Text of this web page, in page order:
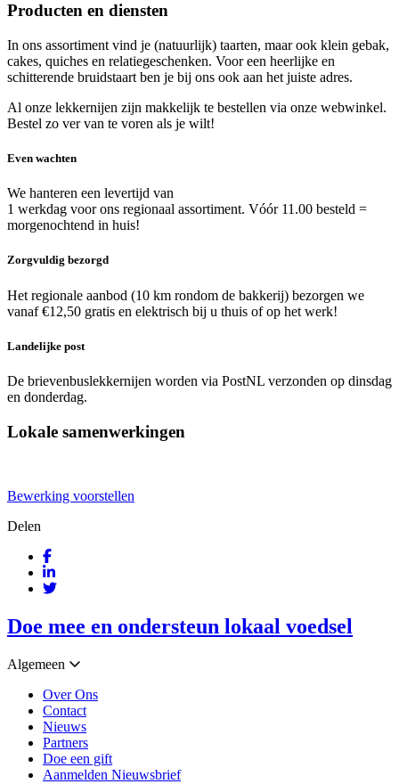
Producten en diensten
In ons assortiment vind je (natuurlijk) taarten, maar ook klein gebak,
cakes, quiches en relatiegeschenken. Voor een heerlijke en
schitterende bruidstaart ben je bij ons ook aan het juiste adres.
Al onze lekkernijen zijn makkelijk te bestellen via onze webwinkel.
Bestel zo ver van te voren als je wilt!
Even wachten
We hanteren een levertijd van
1 werkdag voor ons regionaal assortiment. Vóór 11.00 besteld =
morgenochtend in huis!
Zorgvuldig bezorgd
Het regionale aanbod (10 km rondom de bakkerij) bezorgen we
vanaf €12,50 gratis en elektrisch bij u thuis of op het werk!
Landelijke post
De brievenbuslekkernijen worden via PostNL verzonden op dinsdag
en donderdag.
Lokale samenwerkingen
Bewerking voorstellen
Delen
Doe mee en ondersteun lokaal voedsel
Algemeen
Over Ons
Contact
Nieuws
Partners
Doe een gift
Aanmelden Nieuwsbrief